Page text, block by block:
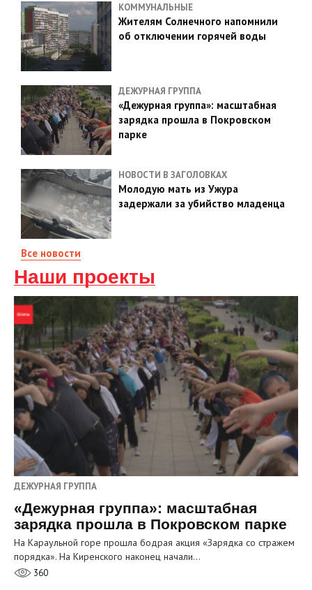
КОММУНАЛЬНЫЕ
Жителям Солнечного напомнили
об отключении горячей воды
ДЕЖУРНАЯ ГРУППА
«Дежурная группа»: масштабная
зарядка прошла в Покровском
парке
НОВОСТИ В ЗАГОЛОВКАХ
Молодую мать из Ужура
задержали за убийство младенца
Все новости
Наши проекты
ДЕЖУРНАЯ ГРУППА
«Дежурная группа»: масштабная
зарядка прошла в Покровском парке
На Караульной горе прошла бодрая акция «Зарядка со стражем
порядка». На Киренского наконец начали…
360